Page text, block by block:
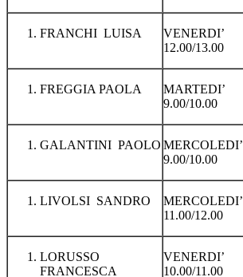
FRANCHI LUISA
VENERDI’
12.00/13.00
FREGGIA PAOLA
MARTEDI’
9.00/10.00
GALANTINI PAOLO MERCOLEDI’
9.00/10.00
LIVOLSI SANDRO
MERCOLEDI’
11.00/12.00
LORUSSO
FRANCESCA
VENERDI’
10.00/11.00